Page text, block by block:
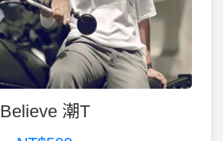
Believe 潮T